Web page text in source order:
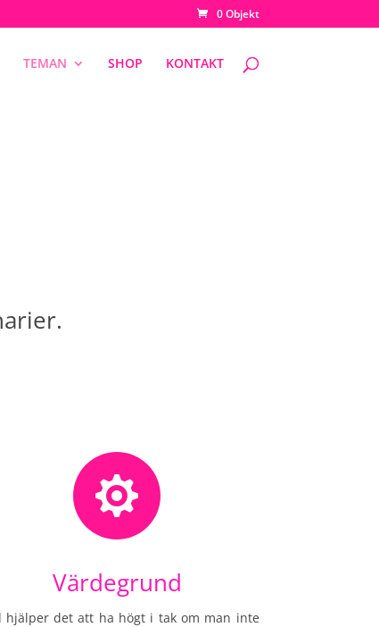
0 Objekt
TEMAN SHOP KONTAKT

Värdegrund
hjälper det att ha högt i tak om man inte